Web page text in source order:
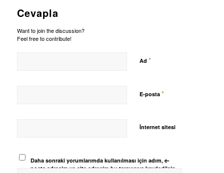
Cevapla
Want to join the discussion?
Feel free to contribute!
Ad *
E-posta *
İnternet sitesi
Daha sonraki yorumlarımda kullanılması için adım, e-
posta adresim ve site adresim bu tarayıcıya kaydedilsin.